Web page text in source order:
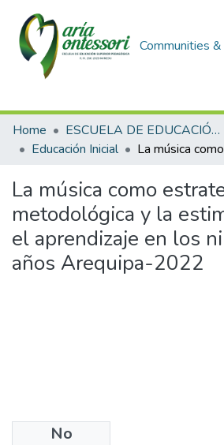
Communities
Home
ESCUELA DE EDUCACIÓN SUPERIOR PEDAGÓGICA
Educación Inicial
La música como
metodológica y la
el aprendizaje en los
años Arequipa-2022
No